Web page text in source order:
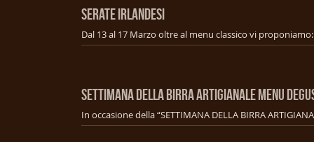
SERATE IRLANDESI
SETTIMANA DELLA BIRRA ARTIGIANALE MENU